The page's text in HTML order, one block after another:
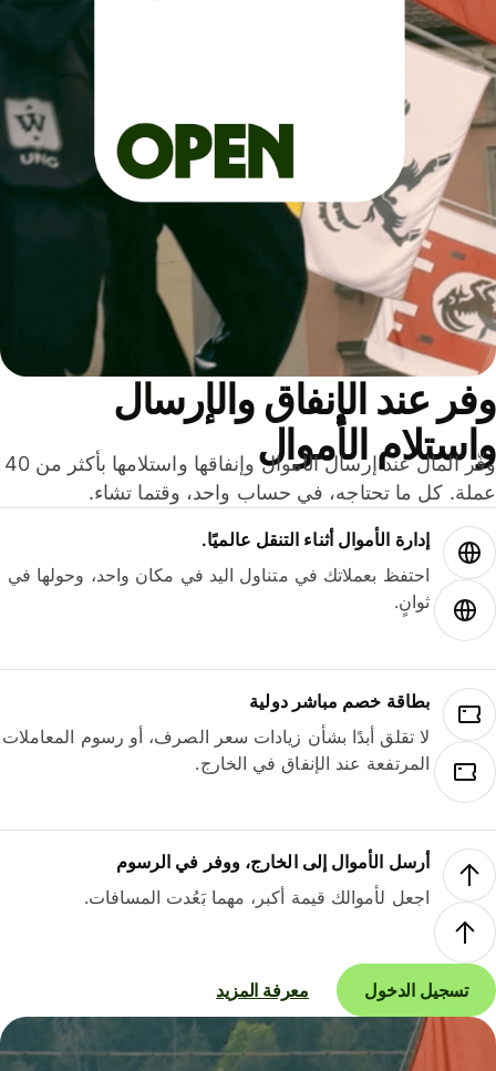
عند الإنفاق والإرسال
الأموال
وفّر المال عند إرسال الأموال وإنفاقها واستلامها بأكثر من 40
كل ما تحتاجه، في حساب واحد، وقتما تشاء.
إدارة الأموال أثناء التنقل عالميًا.
احتفظ بعملاتك في متناول اليد في مكان واحد، وحولها في
ثوانٍ.
بطاقة خصم مباشر دولية
لا تقلق أبدًا بشأن زيادات سعر الصرف، أو رسوم المعاملات
المرتفعة عند الإنفاق في الخارج.
أرسل الأموال إلى الخارج، ووفر في الرسوم
اجعل لأموالك قيمة أكبر، مهما بَعُدت المسافات.
تسجيل الدخول معرفة المزيد